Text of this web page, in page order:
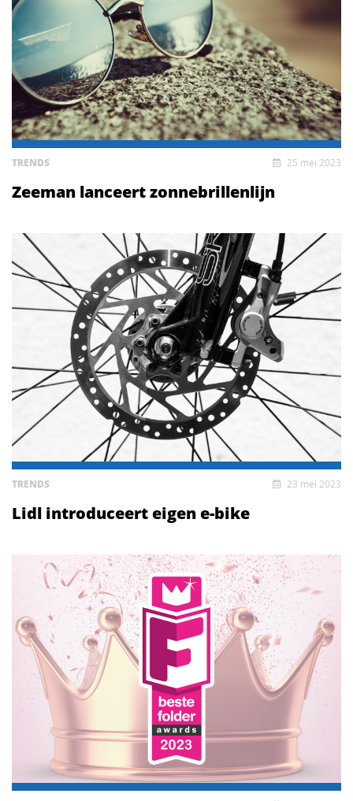
TRENDS 25 mei 2023
Zeeman lanceert zonnebrillenlijn
TRENDS 23 mei 2023
Lidl introduceert eigen e-bike